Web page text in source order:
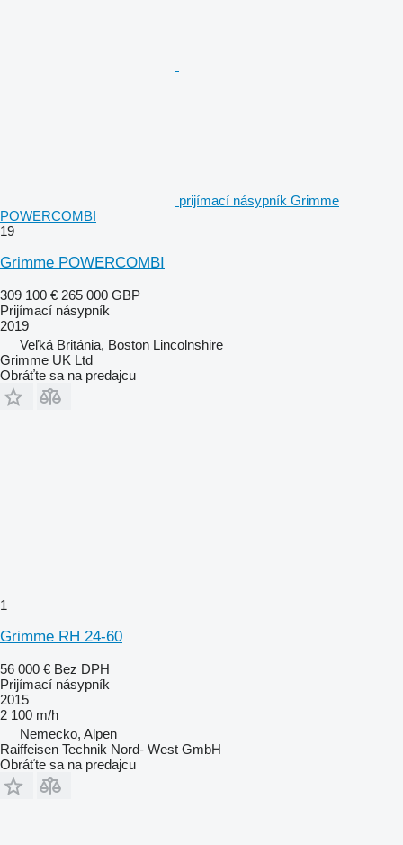
prijímací násypník Grimme
POWERCOMBI
19
Grimme POWERCOMBI
309 100 € 265 000 GBP
Prijímací násypník
2019
Veľká Británia, Boston Lincolnshire
Grimme UK Ltd
Obráťte sa na predajcu
1
Grimme RH 24-60
56 000 € Bez DPH
Prijímací násypník
2015
2 100 m/h
Nemecko, Alpen
Raiffeisen Technik Nord- West GmbH
Obráťte sa na predajcu